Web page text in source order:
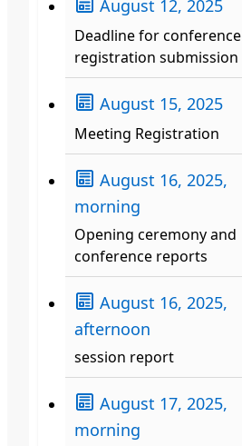
August 12, 2025
Deadline for conference
registration submission
August 15, 2025
Meeting Registration
August 16, 2025,
morning
Opening ceremony and
conference reports
August 16, 2025,
afternoon
session report
August 17, 2025,
morning